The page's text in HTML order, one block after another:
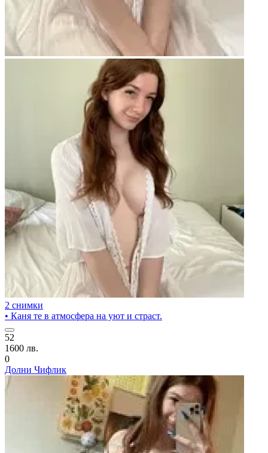
2 снимки
• Каня те в атмосфера на уют и страст.
52
1600 лв.
0
Долни Чифлик